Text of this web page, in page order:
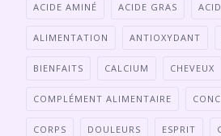
ACIDE AMINÉ ACIDE GRAS
ALIMENTATION ANTIOXYDANT
BIENFAITS CALCIUM CHEVEUX
COMPLÉMENT ALIMENTAIRE
CORPS DOULEURS ESPRIT